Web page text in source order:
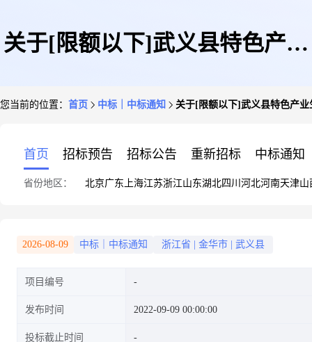
关于[限额以下]武义县特色产业
标结果公告
您当前的位置： 首页 中标｜中标通知 关于[限额以下]武义县特色产
首页 招标预告 招标公告 重新招标 中标通知
省份地区： 北京广东 上海江苏浙江山东湖北四川 河北河南天津山
2026-08-09 中标｜中标通知 浙江省 金华市 武义县
项目编号
发布时间 2022-09-09 00:00:00
投标截止时间